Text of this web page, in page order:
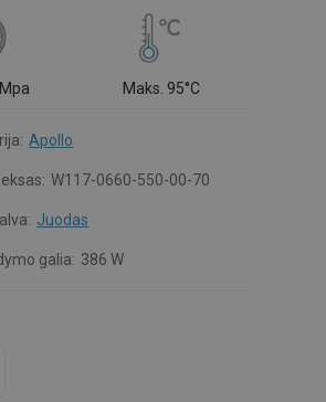
Maks. 95°C
Apollo
W117-0660-550-00-70
Juodas
galia: 386 W